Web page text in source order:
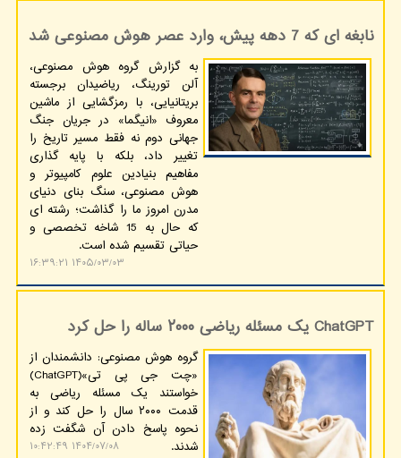
نابغه ای که 7 دهه پیش، وارد عصر هوش مصنوعی شد
به گزارش گروه هوش مصنوعی،
آلن تورینگ، ریاضیدان برجسته
بریتانیایی، با رمزگشایی از ماشین
معروف «انیگما» در جریان جنگ
جهانی دوم نه فقط مسیر تاریخ را
تغییر داد، بلکه با پایه گذاری
مفاهیم بنیادین علوم کامپیوتر و
هوش مصنوعی، سنگ بنای دنیای
مدرن امروز ما را گذاشت؛ رشته ای
که حال به 15 شاخه تخصصی و
حیاتی تقسیم شده است.
۱۴۰۵/۰۳/۰۳ ۱۶:۳۹:۲۱
ChatGPT یک مسئله ریاضی ۲۰۰۰ ساله را حل کرد
گروه هوش مصنوعی: دانشمندان از
«چت جی پی تی»(ChatGPT)
خواستند یک مسئله ریاضی به
قدمت ۲۰۰۰ سال را حل کند و از
نحوه پاسخ دادن آن شگفت زده
شدند.
۱۴۰۴/۰۷/۰۸ ۱۰:۴۲:۴۹